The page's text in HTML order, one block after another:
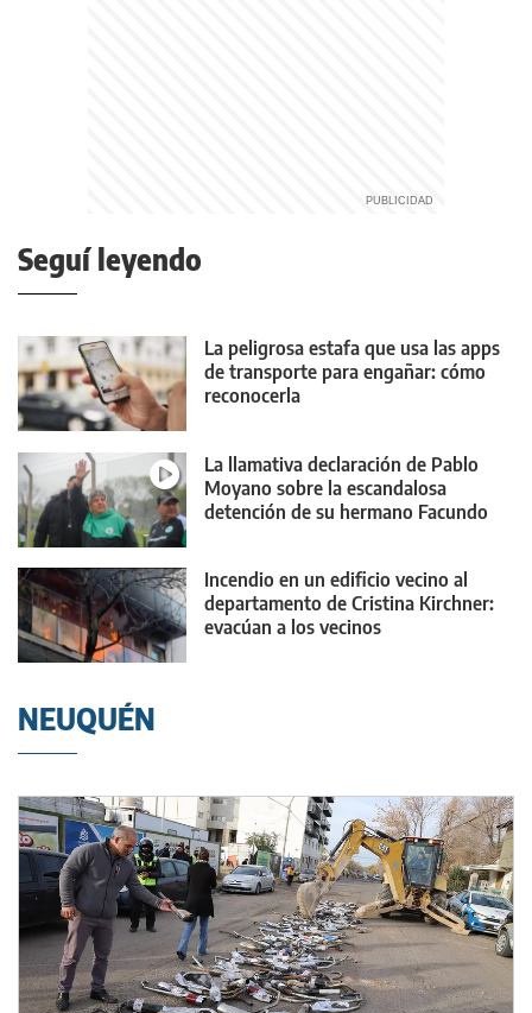
Seguí leyendo
La peligrosa estafa que usa las apps
de transporte para engañar: cómo
reconocerla
La llamativa declaración de Pablo
Moyano sobre la escandalosa
detención de su hermano Facundo
Incendio en un edificio vecino al
departamento de Cristina Kirchner:
evacúan a los vecinos
NEUQUÉN